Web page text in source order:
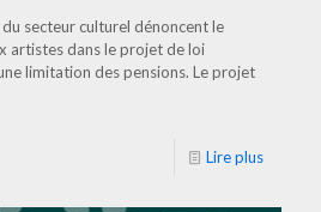
secteur culturel dénoncent le
artistes dans le projet de loi
limitation des pensions. Le projet
Lire plus